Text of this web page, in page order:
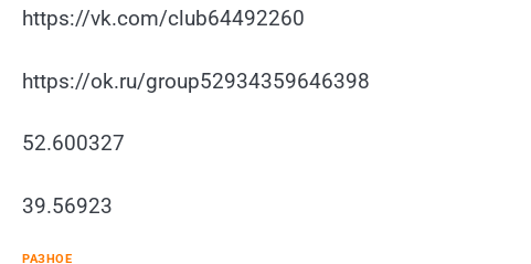
https://vk.com/club64492260
https://ok.ru/group52934359646398
52.600327
39.56923
РАЗНОЕ